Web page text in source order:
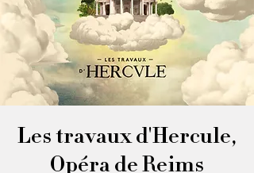
Les travaux d'Hercule,
Opéra de Reims